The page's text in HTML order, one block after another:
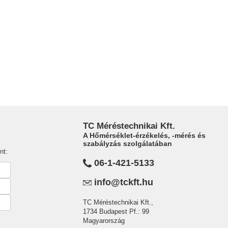
TC Méréstechnikai Kft.
A Hőmérséklet-érzékelés, -mérés és
szabályzás szolgálatában
06-1-421-5133
info@tckft.hu
TC Méréstechnikai Kft.,
1734 Budapest Pf.: 99
Magyarország